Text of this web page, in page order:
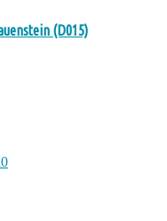
(D015)
0